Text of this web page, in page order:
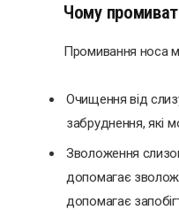
Чому
Промивання носа
Очищення від
забруднення, які
Зволоження
допомагає
допомагає